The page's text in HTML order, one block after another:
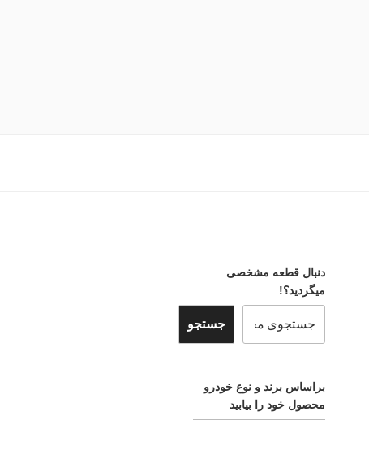
دنبال قطعه مشخصی
میگردید؟!
جستجو
براساس برند و نوع خودرو
محصول خود را بیابید